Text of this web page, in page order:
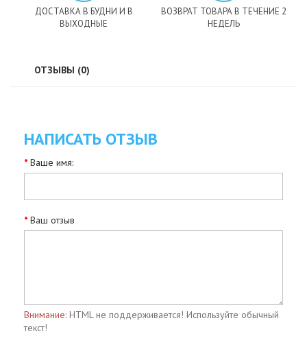
ДОСТАВКА В БУДНИ И В
ВЫХОДНЫЕ
ВОЗВРАТ ТОВАРА В ТЕЧЕНИЕ 2
НЕДЕЛЬ
ОТЗЫВЫ (0)
НАПИСАТЬ ОТЗЫВ
Ваше имя:
Ваш отзыв
Внимание: HTML не поддерживается! Используйте обычный
текст!